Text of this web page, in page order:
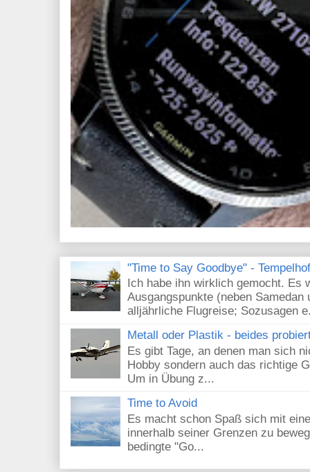
"Time to Say Goodbye" -
Ich habe ihn wirklich gemocht. Es
Ausgangspunkte (neben Samedan
alljährliche Flugreise; Sozusagen
Metall oder Plastik - beides
Es gibt Tage, an denen man sich
Hobby sondern auch das richtige
Um in Übung z...
Time to Avoid
Es macht schon Spaß sich mit
innerhalb seiner Grenzen zu
bedingte "Go...